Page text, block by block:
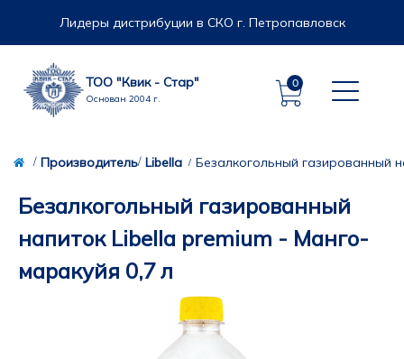
Лидеры дистрибуции в СКО г. Петропавловск
ТОО "Квик - Стар"
Основан 2004 г.
0
Производитель Libella Безалкогольный газированный
Безалкогольный газированный
напиток Libella premium - Манго-
маракуйя 0,7 л